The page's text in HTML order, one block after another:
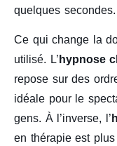
quelques secondes.
Ce qui change la
utilisé. L’ hypnose
repose sur des
idéale pour le
gens. À l’inverse, l’
en thérapie est